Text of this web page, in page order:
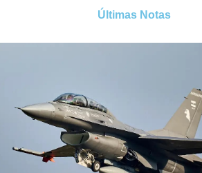
Últimas Notas